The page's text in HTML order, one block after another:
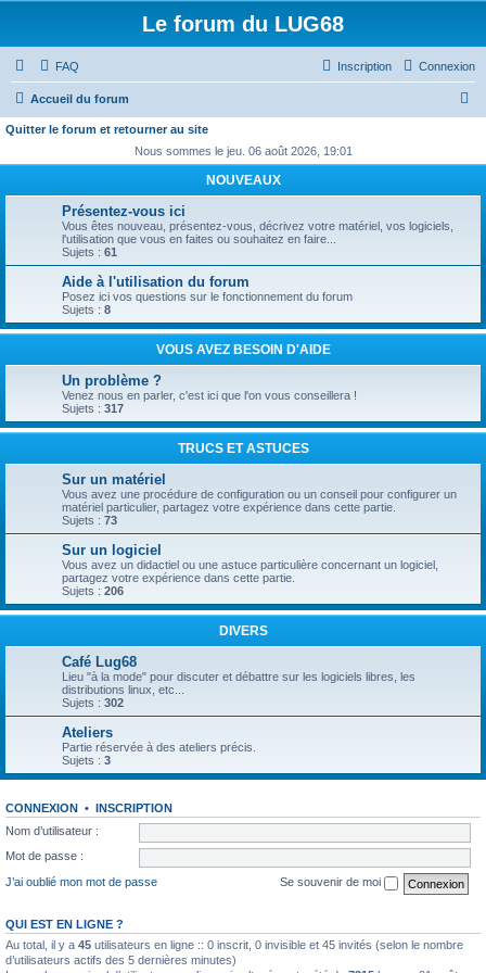
Le forum du LUG68
FAQ Connexion
Inscription
Accueil du forum
r
Quitter le forum et retourner au site
Nous sommes le jeu. 06 août 2026, 19:01
NOUVEAUX
Présentez-vous ici
Vous êtes nouveau, présentez-vous, décrivez votre matériel, vos logiciels,
l'utilisation que vous en faites ou souhaitez en faire...
Sujets : 61
Aide à l'utilisation du forum
Posez ici vos questions sur le fonctionnement du forum
Sujets : 8
VOUS AVEZ BESOIN D'AIDE
Un problème ?
Venez nous en parler, c'est ici que l'on vous conseillera !
Sujets : 317
TRUCS ET ASTUCES
Sur un matériel
Vous avez une procédure de configuration ou un conseil pour configurer un
matériel particulier, partagez votre expérience dans cette partie.
Sujets : 73
Sur un logiciel
Vous avez un didactiel ou une astuce particulière concernant un logiciel,
partagez votre expérience dans cette partie.
Sujets : 206
DIVERS
Café Lug68
Lieu "à la mode" pour discuter et débattre sur les logiciels libres, les
distributions linux, etc...
Sujets : 302
Ateliers
Partie réservée à des ateliers précis.
Sujets : 3
CONNEXION • INSCRIPTION
Nom d’utilisateur :
Mot de passe :
J’ai oublié mon mot de passe
Se souvenir de moi
QUI EST EN LIGNE ?
Au total, il y a 45 utilisateurs en ligne :: 0 inscrit, 0 invisible et 45 invités (selon le nombre
d’utilisateurs actifs des 5 dernières minutes)